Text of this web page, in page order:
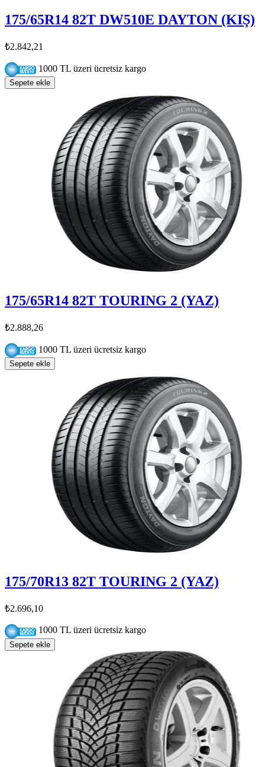
175/65R14 82T DW510E DAYTON (KIŞ)
₺2.842,21
1000 TL üzeri ücretsiz kargo
Sepete ekle
175/65R14 82T TOURING 2 (YAZ)
₺2.888,26
1000 TL üzeri ücretsiz kargo
Sepete ekle
175/70R13 82T TOURING 2 (YAZ)
₺2.696,10
1000 TL üzeri ücretsiz kargo
Sepete ekle